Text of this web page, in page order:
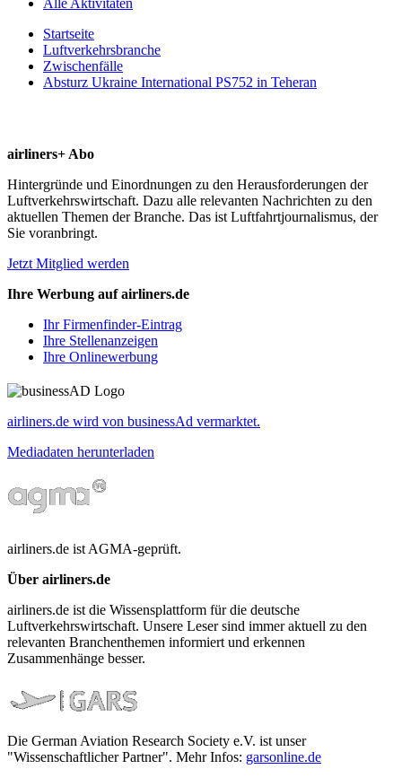
Startseite
Luftverkehrsbranche
Zwischenfälle
Absturz Ukraine International PS752 in Teheran
airliners+ Abo
Hintergründe und Einordnungen zu den Herausforderungen der
Luftverkehrswirtschaft. Dazu alle relevanten Nachrichten zu den
aktuellen Themen der Branche. Das ist Luftfahrtjournalismus, der
Sie voranbringt.
Jetzt Mitglied werden
Ihre Werbung auf airliners.de
Ihr Firmenfinder-Eintrag
Ihre Stellenanzeigen
Ihre Onlinewerbung
airliners.de wird von businessAd vermarktet.
Mediadaten herunterladen
airliners.de ist AGMA-geprüft.
Über airliners.de
airliners.de ist die Wissensplattform für die deutsche
Luftverkehrswirtschaft. Unsere Leser sind immer aktuell zu den
relevanten Branchenthemen informiert und erkennen
Zusammenhänge besser.
Die German Aviation Research Society e.V. ist unser
"Wissenschaftlicher Partner". Mehr Infos: garsonline.de